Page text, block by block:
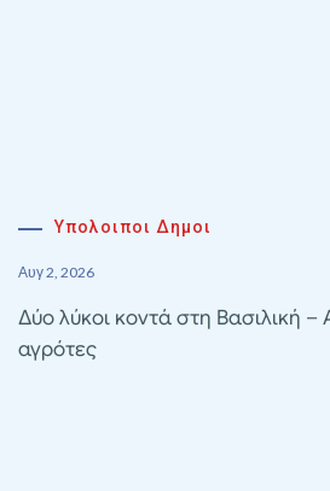
Υπολοιποι Δημοι
Αυγ 2, 2026
Δύο λύκοι κοντά στη Βασιλική –
αγρότες